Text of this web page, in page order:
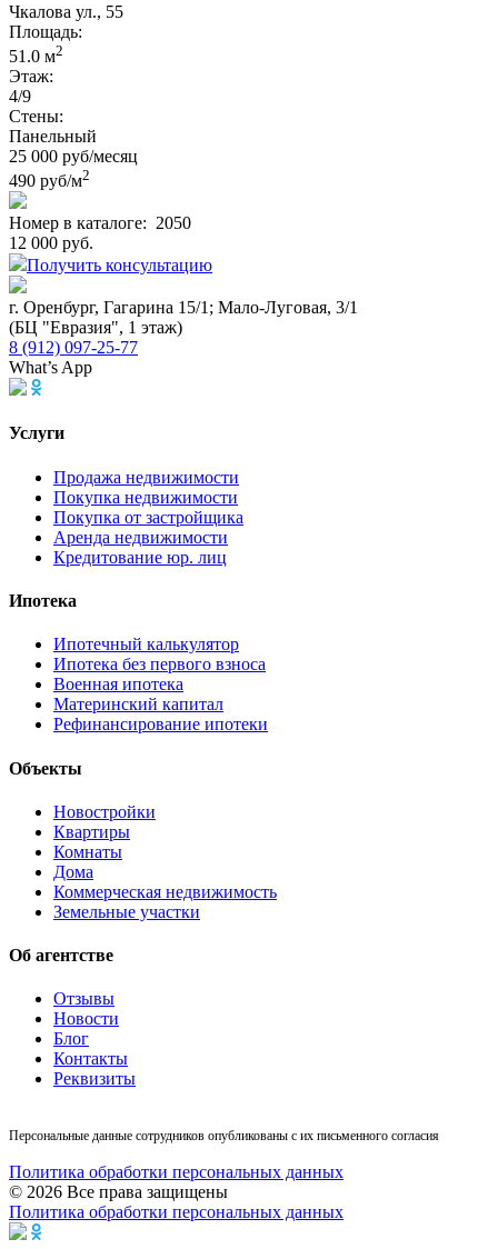
Чкалова ул., 55
Площадь:
51.0 м2
Этаж:
4/9
Стены:
Панельный
25 000 руб/месяц
490 руб/м2
Номер в каталоге: 2050
12 000 руб.
Получить консультацию
г. Оренбург, Гагарина 15/1; Мало-Луговая, 3/1
(БЦ "Евразия", 1 этаж)
8 (912) 097-25-77
What’s App
Услуги
Продажа недвижимости
Покупка недвижимости
Покупка от застройщика
Аренда недвижимости
Кредитование юр. лиц
Ипотека
Ипотечный калькулятор
Ипотека без первого взноса
Военная ипотека
Материнский капитал
Рефинансирование ипотеки
Объекты
Новостройки
Квартиры
Комнаты
Дома
Коммерческая недвижимость
Земельные участки
Об агентстве
Отзывы
Новости
Блог
Контакты
Реквизиты
Персональные данные сотрудников опубликованы с их письменного согласия
Политика обработки персональных данных
© 2026 Все права защищены
Политика обработки персональных данных